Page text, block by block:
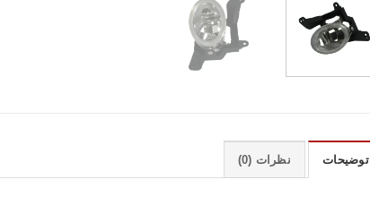
توضیحات نظرات (0)